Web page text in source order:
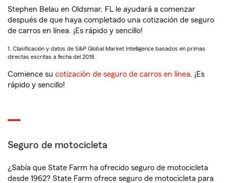
Stephen Belau en Oldsmar, FL le ayudará a comenzar
después de que haya completado una cotización de seguro
de carros en línea. ¡Es rápido y sencillo!
1. Clasificación y datos de S&P Global Market Intelligence basados en primas
directas escritas a fecha del 2018.
Comience su cotización de seguro de carros en línea. ¡Es
rápido y sencillo!
Seguro de motocicleta
¿Sabía que State Farm ha ofrecido seguro de motocicleta
desde 1962? State Farm ofrece seguro de motocicleta para